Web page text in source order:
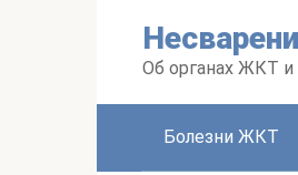
Об органах ЖКТ
Болезни ЖКТ